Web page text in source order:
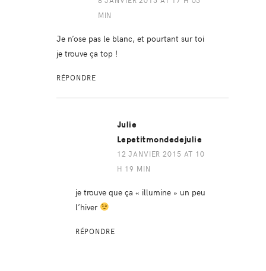
MIN
Je n’ose pas le blanc, et pourtant sur toi
je trouve ça top !
RÉPONDRE
Julie
Lepetitmondedejulie
12 JANVIER 2015 AT 10
H 19 MIN
je trouve que ça « illumine » un peu
l’hiver
RÉPONDRE